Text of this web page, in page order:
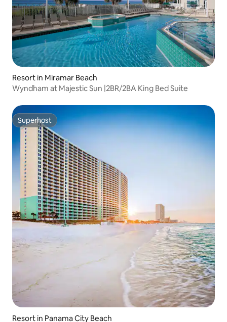
Resort in Miramar Beach
Wyndham at Majestic Sun |2BR/2BA King Bed Suite
Superhost
Superhost
Resort in Panama City Beach